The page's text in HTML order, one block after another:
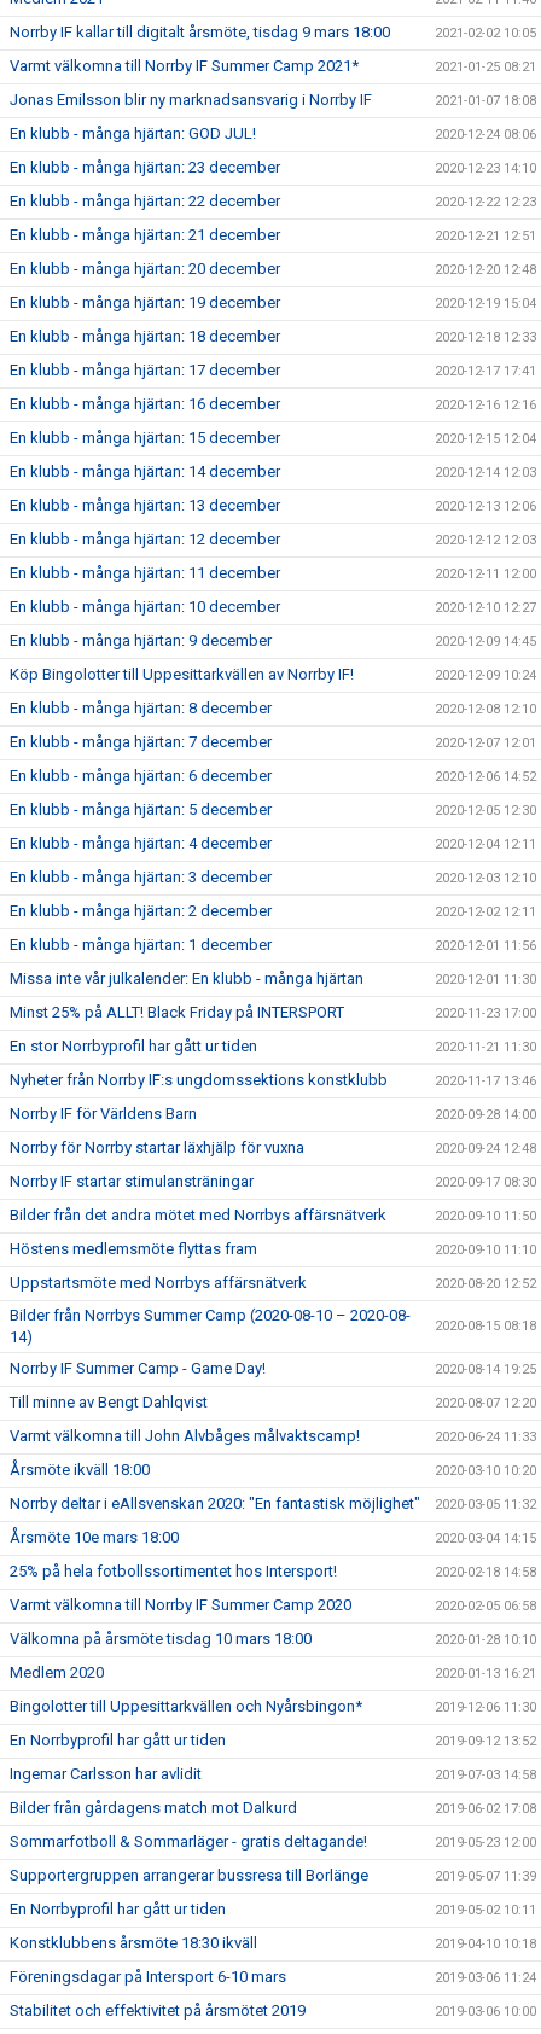
Norrby IF kallar till digitalt årsmöte, tisdag 9 mars 18:00 2021-02-02 10:05
Varmt välkomna till Norrby IF Summer Camp 2021* 2021-01-25 08:21
Jonas Emilsson blir ny marknadsansvarig i Norrby IF 2021-01-07 18:08
En klubb - många hjärtan: GOD JUL! 2020-12-24 08:06
En klubb - många hjärtan: 23 december 2020-12-23 14:10
En klubb - många hjärtan: 22 december 2020-12-22 12:23
En klubb - många hjärtan: 21 december 2020-12-21 12:51
En klubb - många hjärtan: 20 december 2020-12-20 12:48
En klubb - många hjärtan: 19 december 2020-12-19 15:04
En klubb - många hjärtan: 18 december 2020-12-18 12:33
En klubb - många hjärtan: 17 december 2020-12-17 17:41
En klubb - många hjärtan: 16 december 2020-12-16 12:16
En klubb - många hjärtan: 15 december 2020-12-15 12:04
En klubb - många hjärtan: 14 december 2020-12-14 12:03
En klubb - många hjärtan: 13 december 2020-12-13 12:06
En klubb - många hjärtan: 12 december 2020-12-12 12:03
En klubb - många hjärtan: 11 december 2020-12-11 12:00
En klubb - många hjärtan: 10 december 2020-12-10 12:27
En klubb - många hjärtan: 9 december 2020-12-09 14:45
Köp Bingolotter till Uppesittarkvällen av Norrby IF! 2020-12-09 10:24
En klubb - många hjärtan: 8 december 2020-12-08 12:10
En klubb - många hjärtan: 7 december 2020-12-07 12:01
En klubb - många hjärtan: 6 december 2020-12-06 14:52
En klubb - många hjärtan: 5 december 2020-12-05 12:30
En klubb - många hjärtan: 4 december 2020-12-04 12:11
En klubb - många hjärtan: 3 december 2020-12-03 12:10
En klubb - många hjärtan: 2 december 2020-12-02 12:11
En klubb - många hjärtan: 1 december 2020-12-01 11:56
Missa inte vår julkalender: En klubb - många hjärtan 2020-12-01 11:30
Minst 25% på ALLT! Black Friday på INTERSPORT 2020-11-23 17:00
En stor Norrbyprofil har gått ur tiden 2020-11-21 11:30
Nyheter från Norrby IF:s ungdomssektions konstklubb 2020-11-17 13:46
Norrby IF för Världens Barn 2020-09-28 14:00
Norrby för Norrby startar läxhjälp för vuxna 2020-09-24 12:48
Norrby IF startar stimulansträningar 2020-09-17 08:30
Bilder från det andra mötet med Norrbys affärsnätverk 2020-09-10 11:50
Höstens medlemsmöte flyttas fram 2020-09-10 11:10
Uppstartsmöte med Norrbys affärsnätverk 2020-08-20 12:52
Bilder från Norrbys Summer Camp (2020-08-10 – 2020-08-
14)
2020-08-15 08:18
Norrby IF Summer Camp - Game Day! 2020-08-14 19:25
Till minne av Bengt Dahlqvist 2020-08-07 12:20
Varmt välkomna till John Alvbåges målvaktscamp! 2020-06-24 11:33
Årsmöte ikväll 18:00 2020-03-10 10:20
Norrby deltar i eAllsvenskan 2020: "En fantastisk möjlighet" 2020-03-05 11:32
Årsmöte 10e mars 18:00 2020-03-04 14:15
25% på hela fotbollssortimentet hos Intersport! 2020-02-18 14:58
Varmt välkomna till Norrby IF Summer Camp 2020 2020-02-05 06:58
Välkomna på årsmöte tisdag 10 mars 18:00 2020-01-28 10:10
Medlem 2020 2020-01-13 16:21
Bingolotter till Uppesittarkvällen och Nyårsbingon* 2019-12-06 11:30
En Norrbyprofil har gått ur tiden 2019-09-12 13:52
Ingemar Carlsson har avlidit 2019-07-03 14:58
Bilder från gårdagens match mot Dalkurd 2019-06-02 17:08
Sommarfotboll & Sommarläger - gratis deltagande! 2019-05-23 12:00
Supportergruppen arrangerar bussresa till Borlänge 2019-05-07 11:39
En Norrbyprofil har gått ur tiden 2019-05-02 10:11
Konstklubbens årsmöte 18:30 ikväll 2019-04-10 10:18
Föreningsdagar på Intersport 6-10 mars 2019-03-06 11:24
Stabilitet och effektivitet på årsmötet 2019 2019-03-06 10:00